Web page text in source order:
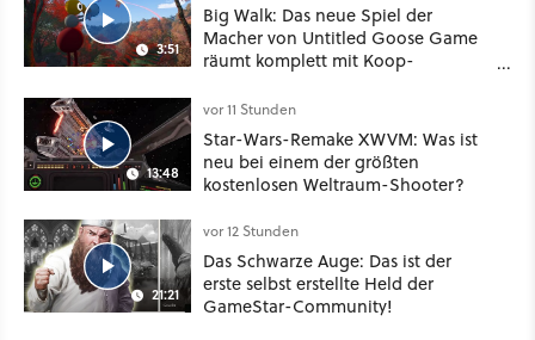
3:51
Big Walk: Das neue Spiel der
Macher von Untitled Goose Game
räumt komplett mit Koop-
13:48
vor 11 Stunden
Star-Wars-Remake XWVM: Was ist
neu bei einem der größten
kostenlosen Weltraum-Shooter?
21:21
vor 12 Stunden
Das Schwarze Auge: Das ist der
erste selbst erstellte Held der
GameStar-Community!